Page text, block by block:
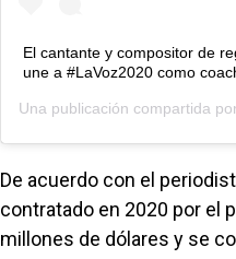
El cantante y compositor de
une a #LaVoz2020 como
Una publicación compartida
De acuerdo con el
contratado en 2020 por el
millones de dólares y se